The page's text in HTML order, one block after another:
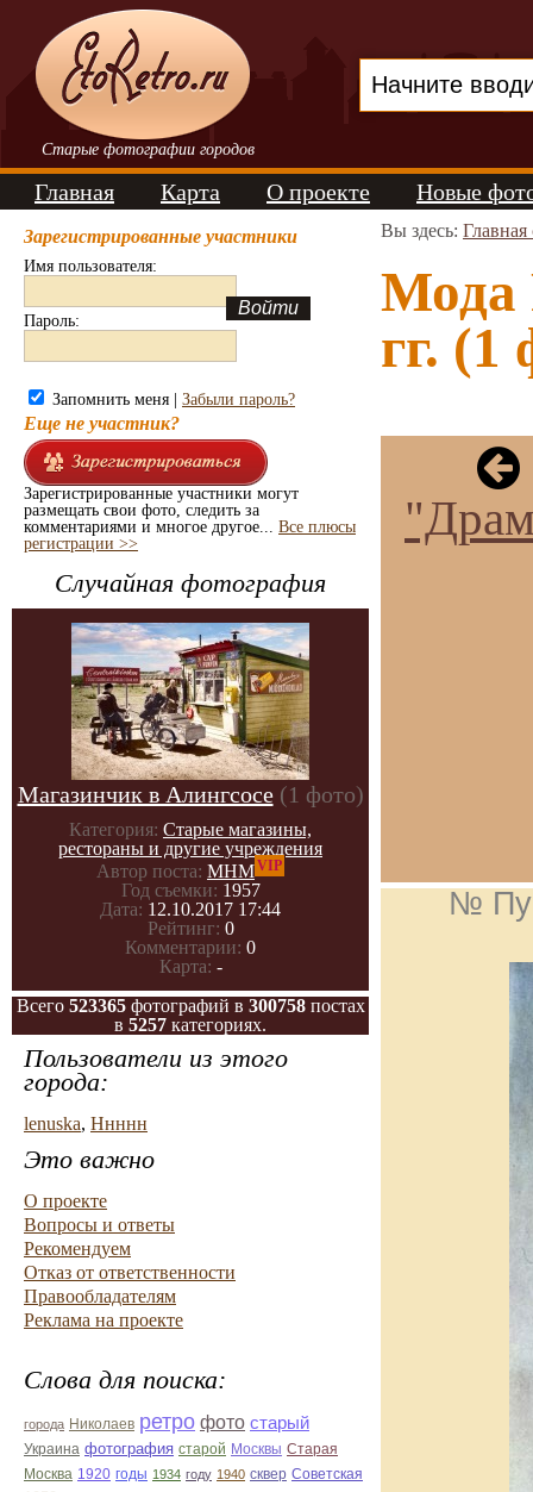
Старые фотографии городов
Главная Карта О проекте Новые
Зарегистрированные участники
Имя пользователя:
Пароль:
Запомнить меня | Забыли пароль?
Еще не участник?
Зарегистрированные участники могут
размещать свои фото, следить за
комментариями и многое другое... Все плюсы
регистрации >>
Случайная фотография
Магазинчик в Алингсосе (1 фото)
Категория: Старые магазины,
рестораны и другие учреждения
Автор поста: МНМVIP
Год съемки: 1957
Дата: 12.10.2017 17:44
Рейтинг: 0
Комментарии: 0
Карта: -
Всего 523365фотографий в 300758постах
в 5257 категориях.
Пользователи из этого
города:
lenuska, Ннннн
Это важно
О проекте
Вопросы и ответы
Рекомендуем
Отказ от ответственности
Правообладателям
Реклама на проекте
Слова для поиска:
города Николаев ретро фото старый
Украина фотография старой Москвы Старая
Москва 1920 годы 1934 году 1940 сквер Советская
Вы здесь: Главная
Мода
гг. (1
№